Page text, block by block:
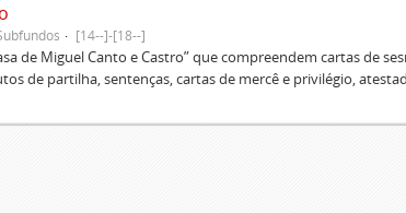
[14--]-[18--]
de Miguel Canto e Castro” que compreendem cartas de
de partilha, sentenças, cartas de mercê e privilégio,